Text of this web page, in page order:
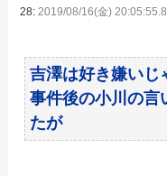
28:2019/08/16(金)
吉澤は好き嫌いじ
事件後の小川の言
たが